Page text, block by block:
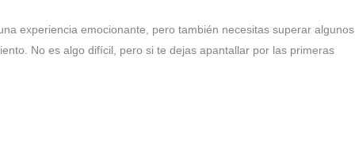
experiencia emocionante, pero también necesitas superar algunos
No es algo difícil, pero si te dejas apantallar por las primeras